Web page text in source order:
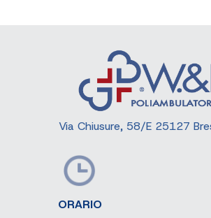
Via Chiusure, 58/E 25127
ORARIO